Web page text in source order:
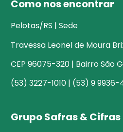
Como nos encontrar
Pelotas/RS | Sede
Travessa Leonel de Moura
CEP 96075-320 | Bairro São
(53) 3227-1010 | (53) 9 9936-
Grupo Safras & Cifras